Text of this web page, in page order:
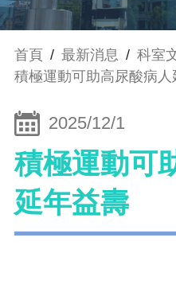
首頁 / 最新消息 / 科室
積極運動可助高尿酸病人
2025/12/1
積極運動可
延年益壽